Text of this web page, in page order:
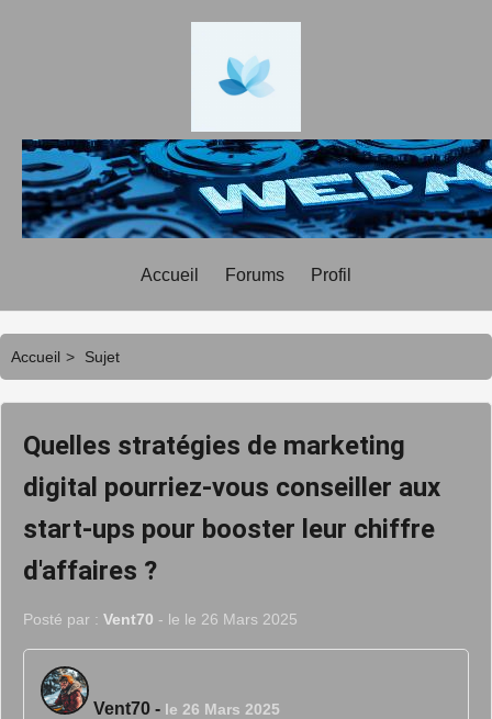
Accueil Forums Profil
Accueil > Sujet
Quelles stratégies de marketing
digital pourriez-vous conseiller aux
start-ups pour booster leur chiffre
d'affaires ?
Posté par : Vent70 - le le 26 Mars 2025
Vent70 - le 26 Mars 2025